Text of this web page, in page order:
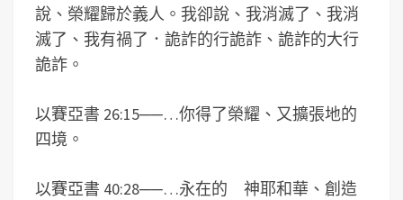
說、榮耀歸於義人。我卻說、我消滅了、我消
滅了、我有禍了．詭詐的行詭詐、詭詐的大行
詭詐。
以賽亞書 26:15──…你得了榮耀、又擴張地的
四境。
以賽亞書 40:28──…永在的 神耶和華、創造